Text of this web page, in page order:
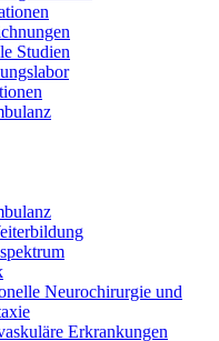
Studien
Neurochirurgie und
Erkrankungen